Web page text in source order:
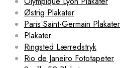
Østrig Plakater
Paris Saint-Germain Plakater
Plakater
Ringsted Lærredstryk
Rio de Janeiro Fototapeter